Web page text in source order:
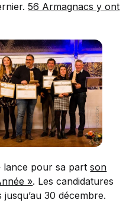
56 Armagnacs y ont
lance pour sa partson
». Les candidatures
30 décembre.